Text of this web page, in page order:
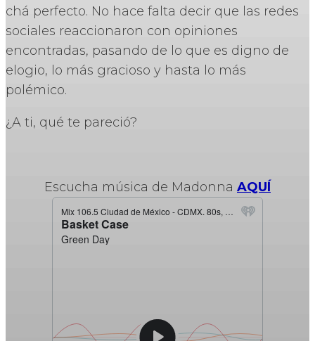
chá perfecto. No hace falta decir que las redes
sociales reaccionaron con opiniones
encontradas, pasando de lo que es digno de
elogio, lo más gracioso y hasta lo más
polémico.
¿A ti, qué te pareció?
Escucha música de Madonna AQUÍ